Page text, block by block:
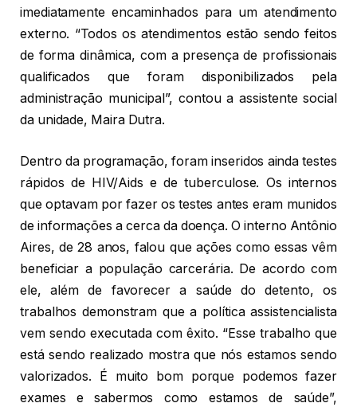
imediatamente encaminhados para um atendimento
externo. “Todos os atendimentos estão sendo feitos
de forma dinâmica, com a presença de profissionais
qualificados que foram disponibilizados pela
administração municipal”, contou a assistente social
da unidade, Maira Dutra.
Dentro da programação, foram inseridos ainda testes
rápidos de HIV/Aids e de tuberculose. Os internos
que optavam por fazer os testes antes eram munidos
de informações a cerca da doença. O interno Antônio
Aires, de 28 anos, falou que ações como essas vêm
beneficiar a população carcerária. De acordo com
ele, além de favorecer a saúde do detento, os
trabalhos demonstram que a política assistencialista
vem sendo executada com êxito. “Esse trabalho que
está sendo realizado mostra que nós estamos sendo
valorizados. É muito bom porque podemos fazer
exames e sabermos como estamos de saúde”,